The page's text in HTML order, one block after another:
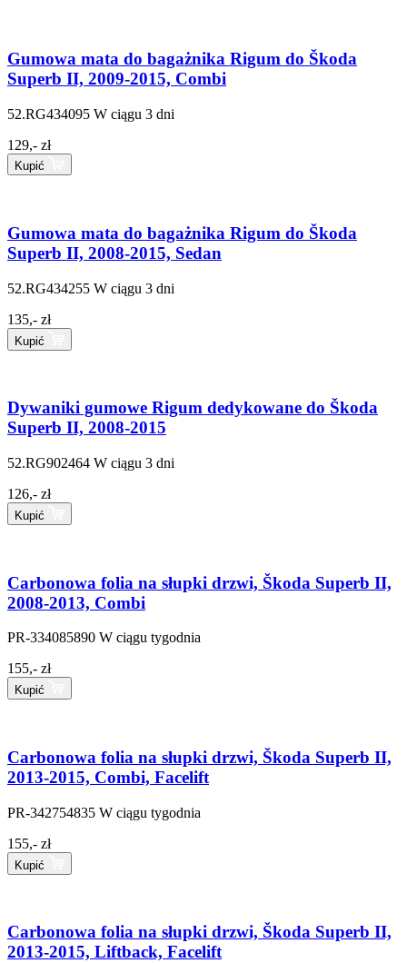
Gumowa mata do bagażnika Rigum do Škoda
Superb II, 2009-2015, Combi
52.RG434095 W ciągu 3 dni
129,- zł
Kupić
Gumowa mata do bagażnika Rigum do Škoda
Superb II, 2008-2015, Sedan
52.RG434255 W ciągu 3 dni
135,- zł
Kupić
Dywaniki gumowe Rigum dedykowane do Škoda
Superb II, 2008-2015
52.RG902464 W ciągu 3 dni
126,- zł
Kupić
Carbonowa folia na słupki drzwi, Škoda Superb II,
2008-2013, Combi
PR-334085890 W ciągu tygodnia
155,- zł
Kupić
Carbonowa folia na słupki drzwi, Škoda Superb II,
2013-2015, Combi, Facelift
PR-342754835 W ciągu tygodnia
155,- zł
Kupić
Carbonowa folia na słupki drzwi, Škoda Superb II,
2013-2015, Liftback, Facelift